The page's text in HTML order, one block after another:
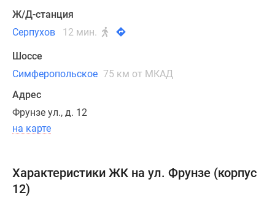
в
жилых
не
проводятся.
Метраж
однокомнатных
квартир
составляет
м,
двухкомнатных
Ж/Д-станция
Серпухов
12 мин.
Шоссе
Симферопольское 75 км от МКАД
Адрес
Фрунзе ул., д. 12
на карте
Характеристики ЖК на ул. Фрунзе (корпус
12)